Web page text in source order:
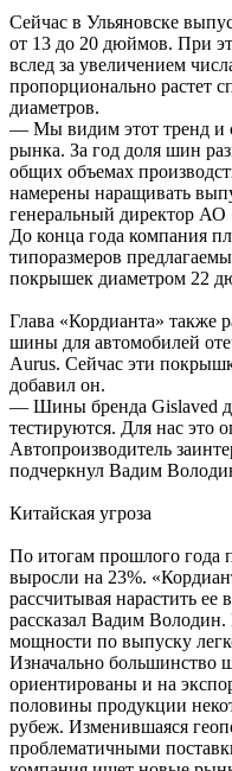
Сейчас в Ульяновске
от 13 до 20 дюймов. При
вслед за увеличением
пропорционально растет
диаметров.
— Мы видим этот тренд и
рынка. За год доля шин
общих объемах
намерены наращивать
генеральный директор АО
До конца года компания
типоразмеров
покрышек диаметром 22
Глава «Кордианта» также
шины для автомобилей
Aurus. Сейчас эти
добавил он.
— Шины бренда Gislaved
тестируются. Для нас это
Автопроизводитель
подчеркнул Вадим
Китайская угроза
По итогам прошлого
выросли на 23%.
рассчитывая нарастить
рассказал Вадим
мощности по выпуску
Изначально большинство
ориентированы и на
половины продукции
рубеж. Изменившаяся
проблематичными